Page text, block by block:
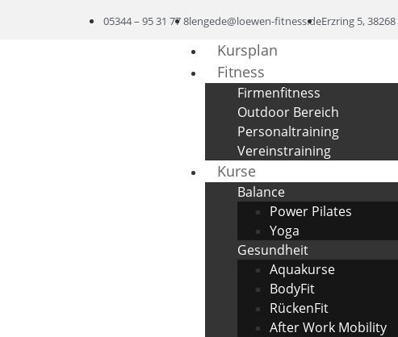
05344 – 95 31 77 8lengede@loewen-fitness.deErzring 5,
Kursplan
Fitness
Firmenfitness
Outdoor Bereich
Personaltraining
Vereinstraining
Kurse
Balance
Power Pilates
Yoga
Gesundheit
Aquakurse
BodyFit
RückenFit
After Work Mobility